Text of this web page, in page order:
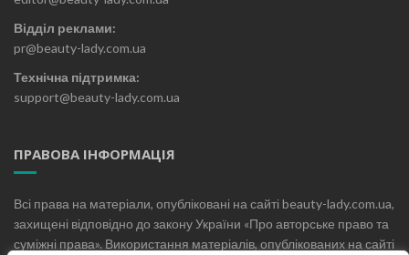
Відділ реклами:
pr@beauty-lady.com.ua
Технічна підтримка:
support@beauty-lady.com.ua
ПРАВОВА ІНФОРМАЦІЯ
Всі права на матеріали, опубліковані на сайті beauty-lady.com.ua,
захищені відповідно до закону України «Про авторське право та
суміжні права». Використання матеріалів, опублікованих на сайті